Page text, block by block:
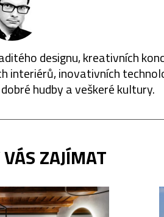
designu, kreativních
interiérů, inovativních
hudby a veškeré kultury.
ZAJÍMAT